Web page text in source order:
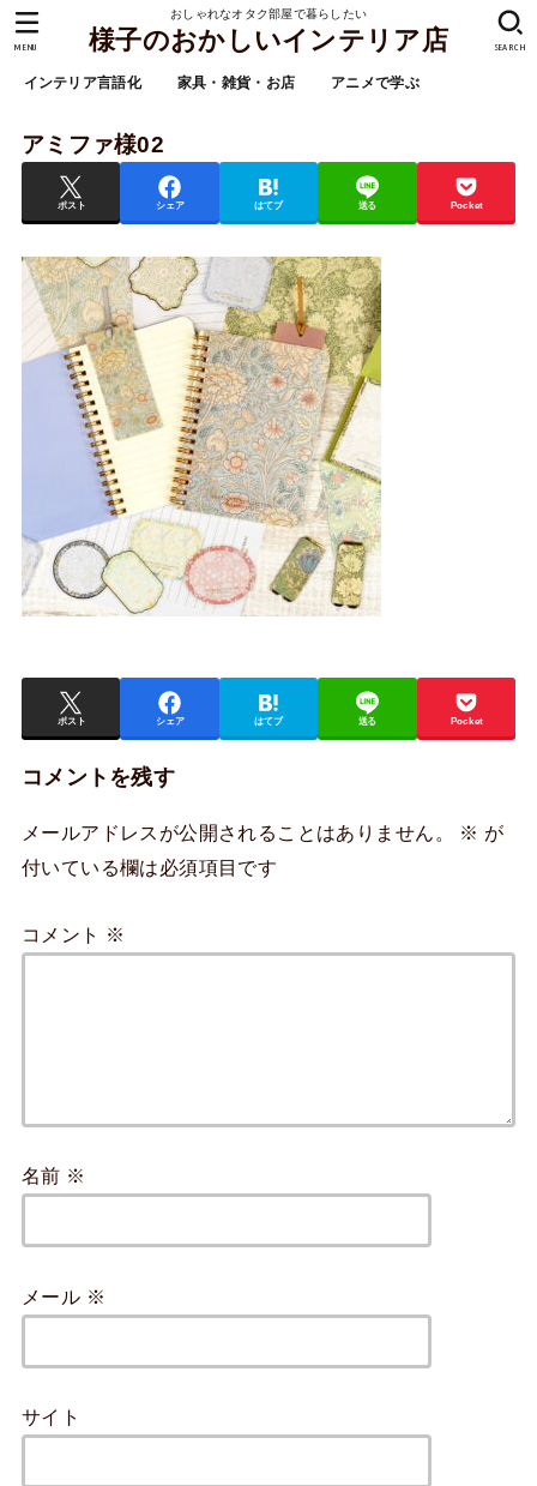
おしゃれなオタク部屋で暮らしたい
様子のおかしいインテリア店
インテリア言語化 家具・雑貨・お店 アニメで学ぶ
SEARCH
MENU
アミファ様02
ポスト シェア はてブ 送る Pocket
ポスト シェア はてブ 送る Pocket
コメントを残す
メールアドレスが公開されることはありません。 ※ が
付いている欄は必須項目です
コメント ※
名前 ※
メール ※
サイト